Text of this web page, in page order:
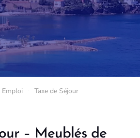
Emploi Taxe de Séjour
– Meublés de